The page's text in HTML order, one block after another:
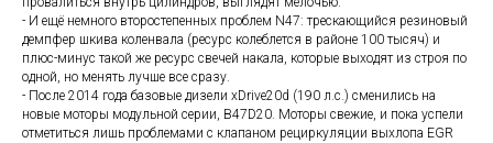
- И ещё немного второстепенных проблем N47: трескающийся резиновый
демпфер шкива коленвала (ресурс колеблется в районе 100 тысяч) и
плюс-минус такой же ресурс свечей накала, которые выходят из строя по
одной, но менять лучше все сразу.
- После 2014 года базовые дизели xDrive20d (190 л.с.) сменились на
новые моторы модульной серии, B47D20. Моторы свежие, и пока успели
отметиться лишь проблемами с клапаном рециркуляции выхлопа EGR